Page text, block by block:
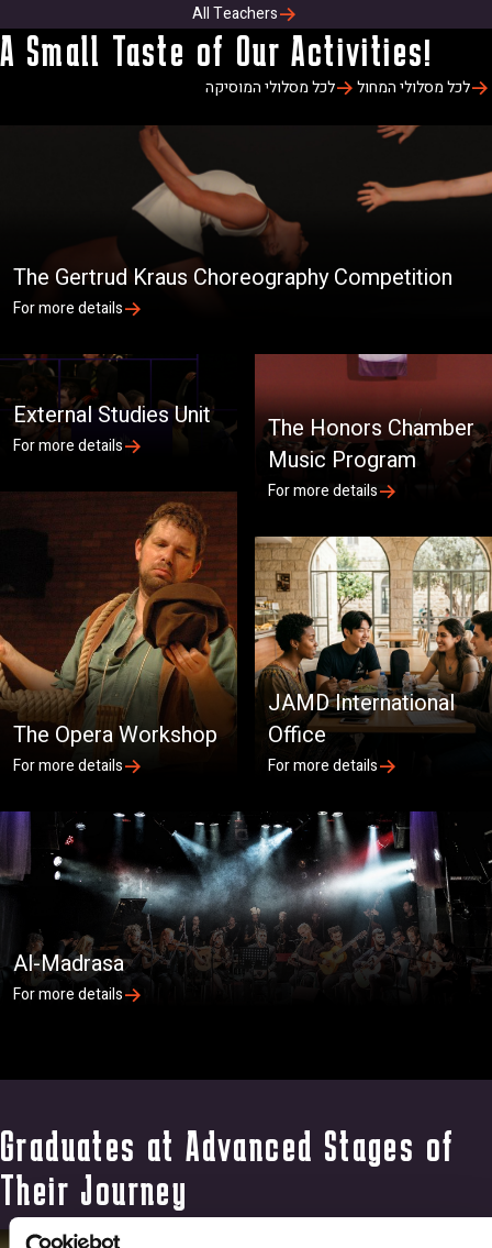
All Teachers
A Small Taste of Our Activities!
The Gertrud Kraus Choreography Competition
For more details
External Studies Unit
For more details
The Honors Chamber
Music Program
For more details
The Opera Workshop
For more details
JAMD International
Office
For more details
Al-Madrasa
For more details
לכל מסלולי המוסיקה לכל מסלולי המחול
Graduates at Advanced Stages of
Their Journey